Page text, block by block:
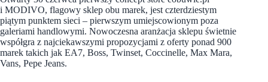
i MODIVO, flagowy sklep obu marek, jest czterdziestym
piątym punktem sieci – pierwszym umiejscowionym poza
galeriami handlowymi. Nowoczesna aranżacja sklepu świetnie
współgra z najciekawszymi propozycjami z oferty ponad 900
marek takich jak EA7, Boss, Twinset, Coccinelle, Max Mara,
Vans, Pepe Jeans.